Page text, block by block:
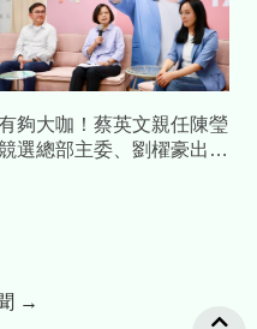
夠大咖！蔡英文親任陳瑩
選總部主委、劉櫂豪出任
→